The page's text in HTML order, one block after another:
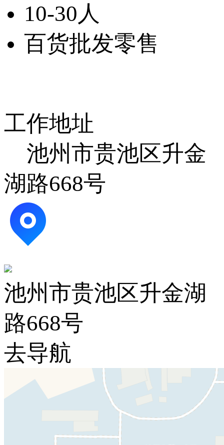
10-30人
百货批发零售
工作地址
池州市贵池区升金
湖路668号
池州市贵池区升金湖
路668号
去导航